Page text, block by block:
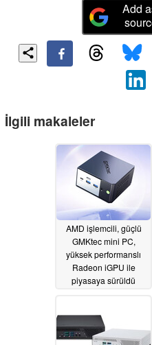
Add
İlgili makaleler
AMD işlemcili, güçlü
GMKtec mini PC,
yüksek performanslı
Radeon iGPU ile
piyasaya sürüldü